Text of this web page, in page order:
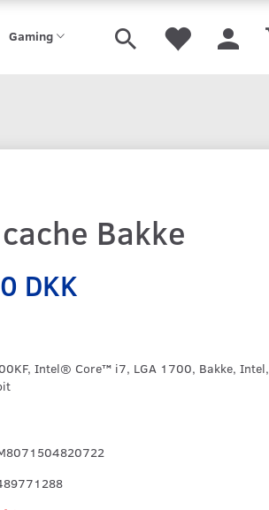
Gaming
Bakke
DKK
Intel® Core™ i7, LGA 1700, Bakke, Intel,